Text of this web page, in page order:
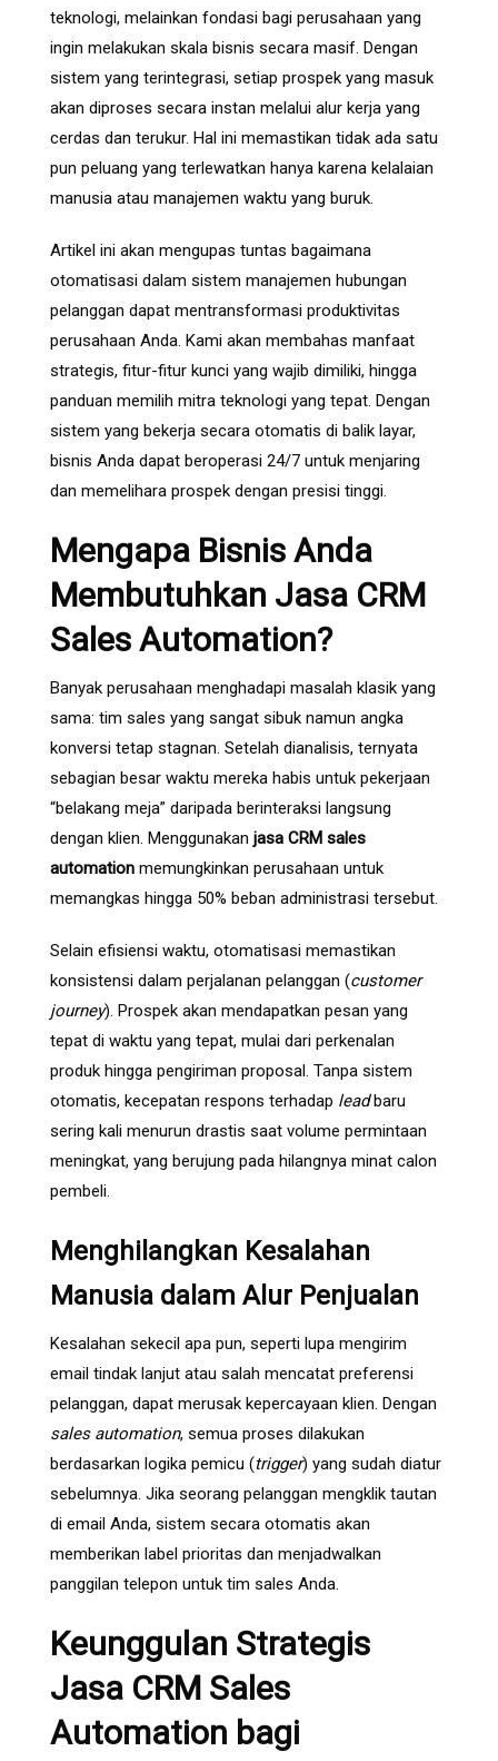
teknologi, melainkan fondasi bagi perusahaan yang
ingin melakukan skala bisnis secara masif. Dengan
sistem yang terintegrasi, setiap prospek yang masuk
akan diproses secara instan melalui alur kerja yang
cerdas dan terukur. Hal ini memastikan tidak ada satu
pun peluang yang terlewatkan hanya karena kelalaian
manusia atau manajemen waktu yang buruk.
Artikel ini akan mengupas tuntas bagaimana
otomatisasi dalam sistem manajemen hubungan
pelanggan dapat mentransformasi produktivitas
perusahaan Anda. Kami akan membahas manfaat
strategis, fitur-fitur kunci yang wajib dimiliki, hingga
panduan memilih mitra teknologi yang tepat. Dengan
sistem yang bekerja secara otomatis di balik layar,
bisnis Anda dapat beroperasi 24/7 untuk menjaring
dan memelihara prospek dengan presisi tinggi.
Mengapa Bisnis Anda
Membutuhkan Jasa CRM
Sales Automation?
Banyak perusahaan menghadapi masalah klasik yang
sama: tim sales yang sangat sibuk namun angka
konversi tetap stagnan. Setelah dianalisis, ternyata
sebagian besar waktu mereka habis untuk pekerjaan
“belakang meja” daripada berinteraksi langsung
dengan klien. Menggunakan jasa CRM sales
automation memungkinkan perusahaan untuk
memangkas hingga 50% beban administrasi tersebut.
Selain efisiensi waktu, otomatisasi memastikan
konsistensi dalam perjalanan pelanggan (customer
journey). Prospek akan mendapatkan pesan yang
tepat di waktu yang tepat, mulai dari perkenalan
produk hingga pengiriman proposal. Tanpa sistem
otomatis, kecepatan respons terhadap leadbaru
sering kali menurun drastis saat volume permintaan
meningkat, yang berujung pada hilangnya minat calon
pembeli.
Menghilangkan Kesalahan
Manusia dalam Alur Penjualan
Kesalahan sekecil apa pun, seperti lupa mengirim
email tindak lanjut atau salah mencatat preferensi
pelanggan, dapat merusak kepercayaan klien. Dengan
sales automation, semua proses dilakukan
berdasarkan logika pemicu (trigger) yang sudah diatur
sebelumnya. Jika seorang pelanggan mengklik tautan
di email Anda, sistem secara otomatis akan
memberikan label prioritas dan menjadwalkan
panggilan telepon untuk tim sales Anda.
Keunggulan Strategis
Jasa CRM Sales
Automation bagi